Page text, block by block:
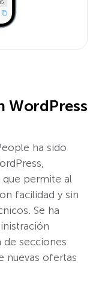
WordPress
ha sido
que permite al
facilidad y sin
Se ha
de secciones
nuevas ofertas